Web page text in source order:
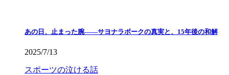
あの日、止まった腕――サヨナラボークの真実と、15年後の和解
2025/7/13
スポーツの泣ける話